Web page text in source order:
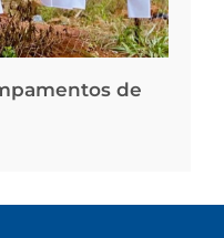
de